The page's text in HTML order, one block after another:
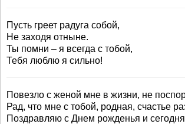
Пусть греет радуга собой,
Не заходя отныне.
Ты помни – я всегда с тобой,
Тебя люблю я сильно!
Повезло с женой мне в жизни, не
Рад, что мне с тобой, родная, счастье
Поздравляю с Днем рожденья и сегодня